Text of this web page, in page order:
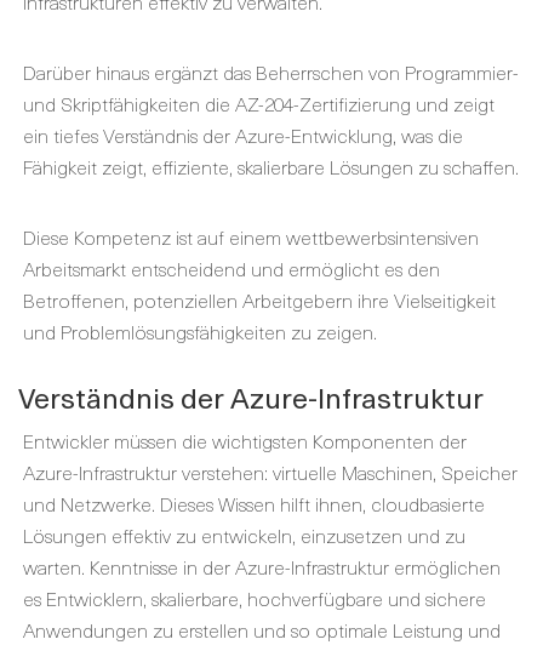
Darüber hinaus ergänzt das Beherrschen von Programmier-
und Skriptfähigkeiten die AZ-204-Zertifizierung und zeigt
ein tiefes Verständnis der Azure-Entwicklung, was die
Fähigkeit zeigt, effiziente, skalierbare Lösungen zu schaffen.
Diese Kompetenz ist auf einem wettbewerbsintensiven
Arbeitsmarkt entscheidend und ermöglicht es den
Betroffenen, potenziellen Arbeitgebern ihre Vielseitigkeit
und Problemlösungsfähigkeiten zu zeigen.
Verständnis der Azure-Infrastruktur
Entwickler müssen die wichtigsten Komponenten der
Azure-Infrastruktur verstehen: virtuelle Maschinen, Speicher
und Netzwerke. Dieses Wissen hilft ihnen, cloudbasierte
Lösungen effektiv zu entwickeln, einzusetzen und zu
warten. Kenntnisse in der Azure-Infrastruktur ermöglichen
es Entwicklern, skalierbare, hochverfügbare und sichere
Anwendungen zu erstellen und so optimale Leistung und